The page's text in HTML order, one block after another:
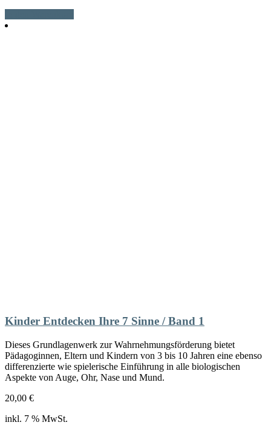
Kinder Entdecken Ihre 7 Sinne / Band 1
Dieses Grundlagenwerk zur Wahrnehmungsförderung bietet
Pädagoginnen, Eltern und Kindern von 3 bis 10 Jahren eine ebenso
differenzierte wie spielerische Einführung in alle biologischen
Aspekte von Auge, Ohr, Nase und Mund.
20,00 €
inkl. 7 % MwSt.